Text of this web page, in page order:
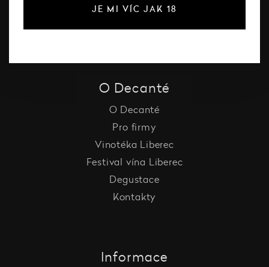
Vína Decanté Wines
Katalog vinařů
O Decanté
O Decanté
Pro firmy
Vinotéka Liberec
Festival vína Liberec
Degustace
Kontakty
Informace
JE MI VÍC JAK 18